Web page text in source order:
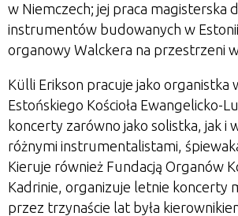
w Niemczech; jej praca magisterska
instrumentów budowanych w
organowy Walckera na przestrzeni
Külli Erikson pracuje jako organistka
Estońskiego Kościoła Ewangelicko-
koncerty zarówno jako solistka, jak i
różnymi instrumentalistami,
Kieruje również Fundacją Organów
Kadrinie, organizuje letnie koncerty
przez trzynaście lat była